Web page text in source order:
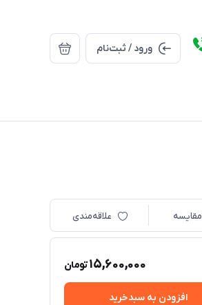
ورود / ثبت‌نام
مقایسه علاقه‌مندی
15,600,000تومان
افزودن به سبدخرید